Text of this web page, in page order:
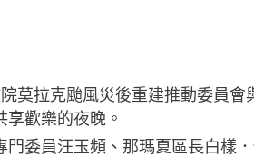
莫拉克颱風災後重建推動委員
歡樂的夜晚。
委員汪玉頻、那瑪夏區長白樣